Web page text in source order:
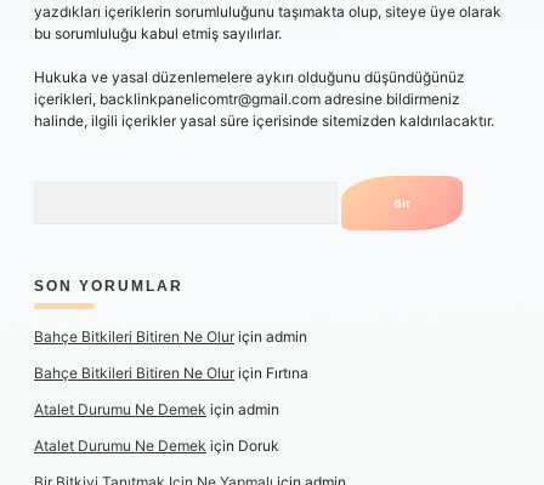
yazdıkları içeriklerin sorumluluğunu taşımakta olup, siteye üye olarak
bu sorumluluğu kabul etmiş sayılırlar.
Hukuka ve yasal düzenlemelere aykırı olduğunu düşündüğünüz
içerikleri, backlinkpanelicomtr@gmail.com adresine bildirmeniz
halinde, ilgili içerikler yasal süre içerisinde sitemizden kaldırılacaktır.
SON YORUMLAR
Bahçe Bitkileri Bitiren Ne Oluriçin admin
Bahçe Bitkileri Bitiren Ne Oluriçin Fırtına
Atalet Durumu Ne Demek için admin
Atalet Durumu Ne Demek için Doruk